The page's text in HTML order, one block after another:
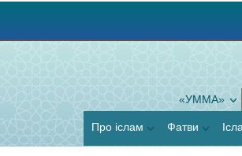
«УММА»
Про іслам Фатви